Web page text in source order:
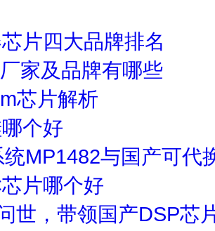
片四大品牌排名
家及品牌有哪些
芯片解析
个好
MP1482与国产可代
片哪个好
世，带领国产DSP芯